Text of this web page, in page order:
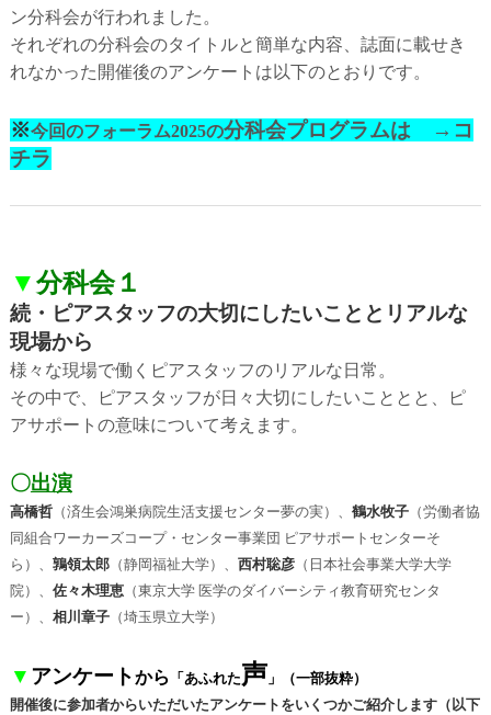
ン分科会が行われました。
それぞれの分科会のタイトルと簡単な内容、誌面に載せき
れなかった開催後のアンケートは以下のとおりです。
※今回のフォーラム2025の分科会プログラムは →コ
チラ
▼分科会１
続・ピアスタッフの大切にしたいこととリアルな
現場から
様々な現場で働くピアスタッフのリアルな日常。
その中で、ピアスタッフが日々大切にしたいこととと、ピ
アサポートの意味について考えます。
〇出演
高橋哲（済生会鴻巣病院生活支援センター夢の実）、 鶴水牧子（労働者協
同組合ワーカーズコープ・センター事業団 ピアサポートセンターそ
ら）、 鶉領太郎（静岡福祉大学）、 西村聡彦（日本社会事業大学大学
院）、 佐々木理恵（東京大学 医学のダイバーシティ教育研究センタ
ー）、 相川章子（埼玉県立大学）
▼ アンケートから 「あふれた声 」
（一部抜粋）
開催後に参加者からいただいたアンケートをいくつかご紹介します（以下